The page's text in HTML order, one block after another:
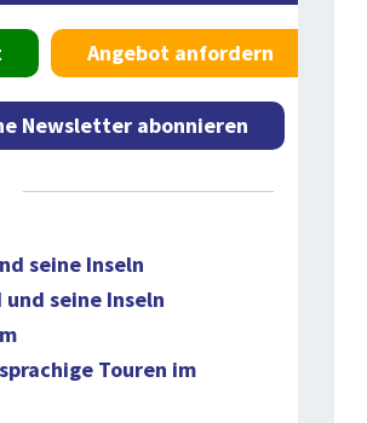
Angebot anfordern
Newsletter abonnieren
seine Inseln
und seine Inseln
Touren im